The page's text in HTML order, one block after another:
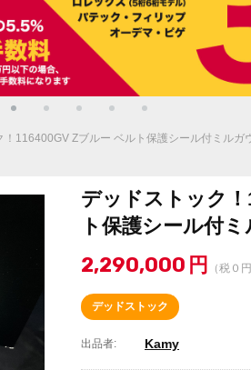
！116400GV Zブルー ベルト保護シール付ミルガ
デッドストック
ト保護シール付
2,290,000 円 （税０円
デッドストック
出品者: Kamy